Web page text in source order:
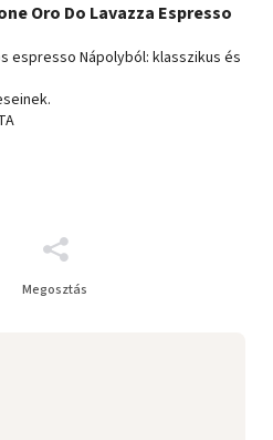
Oro Do Lavazza Espresso
espresso Nápolyból: klasszikus és
Megosztás